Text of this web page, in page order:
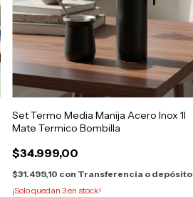
Set Termo Media Manija Acero Inox 1l
Mate Termico Bombilla
$34.999,00
$31.499,10 con Transferencia o depósito
¡Solo quedan 3en stock!